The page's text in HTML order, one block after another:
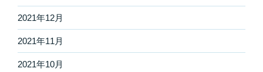
2021年12月
2021年11月
2021年10月